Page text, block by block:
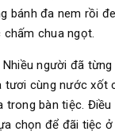
bánh đa nem rồi
chua ngọt.
người đã
tươi cùng nước xốt
trong bàn tiệc.
chọn để đãi tiệc ở